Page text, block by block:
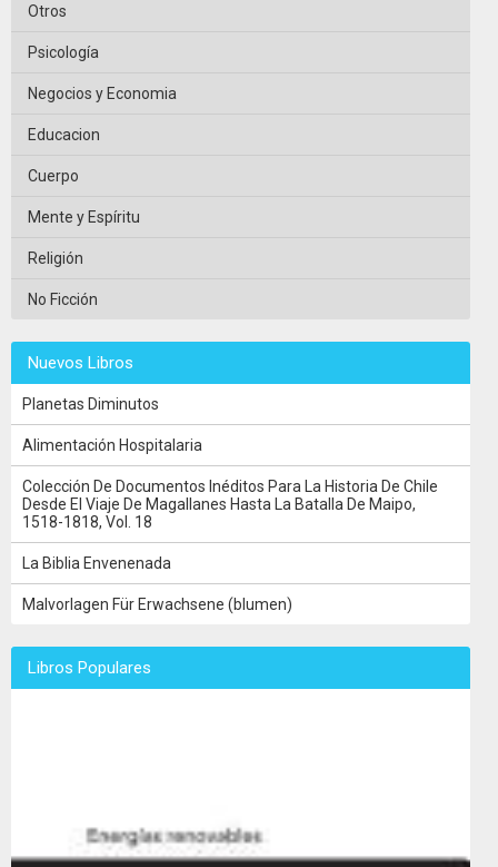
Otros
Psicología
Negocios y Economia
Educacion
Cuerpo
Mente y Espíritu
Religión
No Ficción
Nuevos Libros
Planetas Diminutos
Alimentación Hospitalaria
Colección De Documentos Inéditos Para La Historia De Chile
Desde El Viaje De Magallanes Hasta La Batalla De Maipo,
1518-1818, Vol. 18
La Biblia Envenenada
Malvorlagen Für Erwachsene (blumen)
Libros Populares